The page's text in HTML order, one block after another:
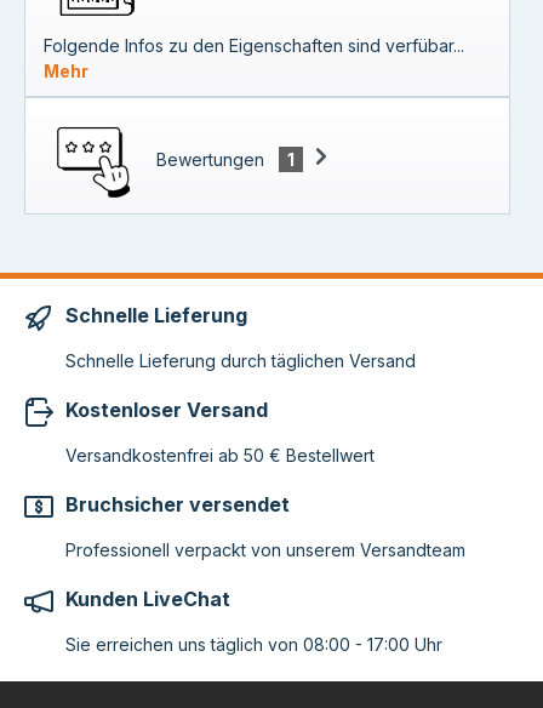
Folgende Infos zu den Eigenschaften sind verfübar...
Mehr
Bewertungen 1
Schnelle Lieferung
Schnelle Lieferung durch täglichen Versand
Kostenloser Versand
Versandkostenfrei ab 50 € Bestellwert
Bruchsicher versendet
Professionell verpackt von unserem Versandteam
Kunden LiveChat
Sie erreichen uns täglich von 08:00 - 17:00 Uhr